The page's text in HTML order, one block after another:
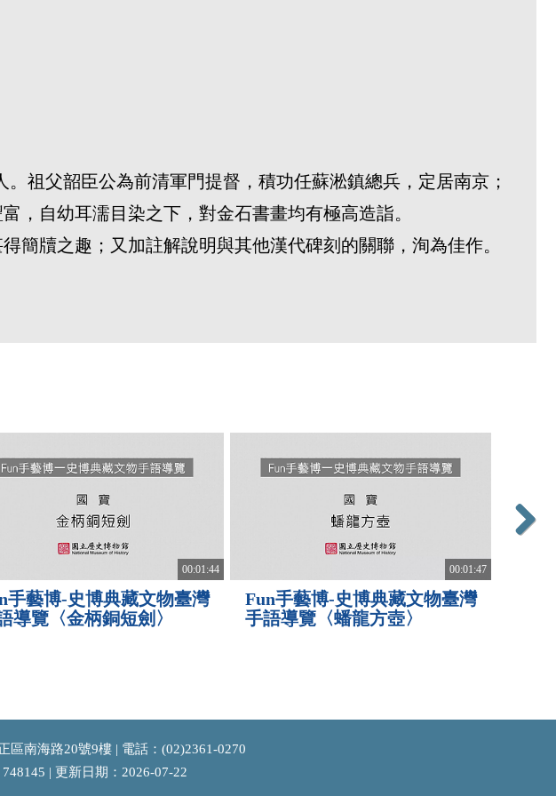
祖父韶臣公為前清軍門提督，積功任蘇淞鎮總兵，定居南京；
，自幼耳濡目染之下，對金石書畫均有極高造詣。
簡牘之趣；又加註解說明與其他漢代碑刻的關聯，洵為佳作。
00:01:44
手藝博-史博典藏文物臺灣
導覽〈金柄銅短劍〉
00:01:47
Fun手藝博-史博典藏文物臺灣
手語導覽〈蟠龍方壺〉
區南海路20號9樓 | 電話：(02)2361-0270
| 更新日期：2026-07-22